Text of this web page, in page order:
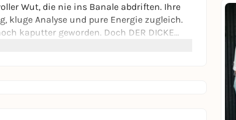
Wut, die nie ins Banale abdriften. Ihre
kluge Analyse und pure Energie zugleich.
kaputter geworden. Doch DER DICKE
geworden, aber nicht zahmer. Ihre Songs
waren nie tot - sie haben nur kurz Luft